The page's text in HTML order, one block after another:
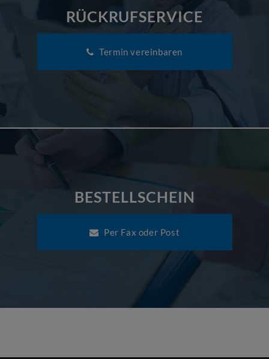
RÜCKRUFSERVICE
Termin vereinbaren
BESTELLSCHEIN
Per Fax oder Post